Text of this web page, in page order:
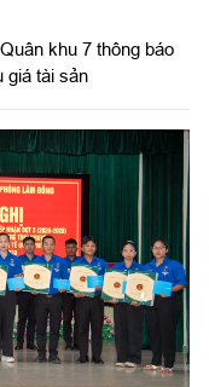
khu 7 thông báo
giá tài sản